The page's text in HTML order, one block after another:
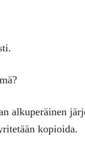
alkuperäinen
kopioida.